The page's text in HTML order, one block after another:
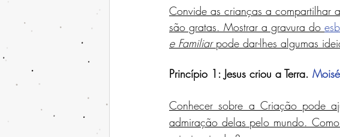
Convide as crianças a compartilhar
são gratas. Mostrar a gravura do
e Familiar pode dar-lhes algumas
Princípio 1: Jesus criou a Terra.
Conhecer sobre a Criação pode
admiração delas pelo mundo.